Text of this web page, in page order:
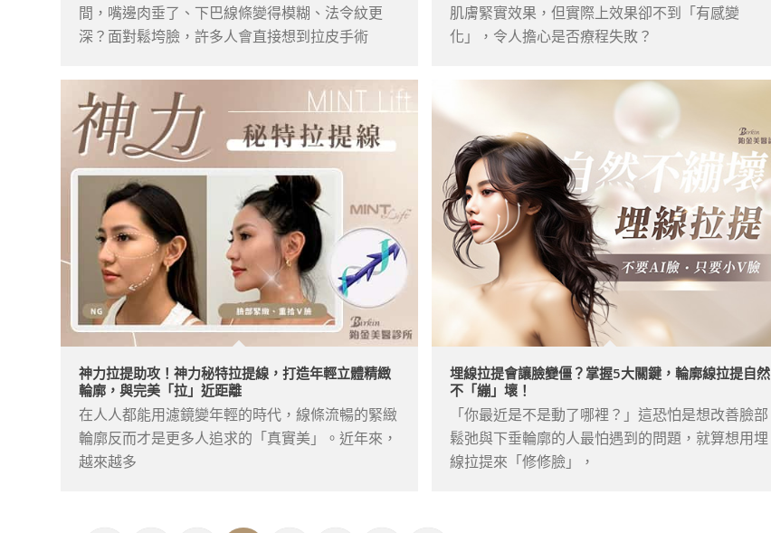
間，嘴邊肉垂了、下巴線條變得模糊、法令紋更
深？面對鬆垮臉，許多人會直接想到拉皮手術
肌膚緊實效果，但實際上效果卻不到「有感變
化」，令人擔心是否療程失敗？
神力拉提助攻！神力秘特拉提線，打造年輕立體精緻
輪廓，與完美「拉」近距離
在人人都能用濾鏡變年輕的時代，線條流暢的緊緻
輪廓反而才是更多人追求的「真實美」。近年來，
越來越多
埋線拉提會讓臉變僵？掌握5大關鍵，輪廓線拉提自然
不「繃」壞！
「你最近是不是動了哪裡？」這恐怕是想改善臉部
鬆弛與下垂輪廓的人最怕遇到的問題，就算想用埋
線拉提來「修修臉」，